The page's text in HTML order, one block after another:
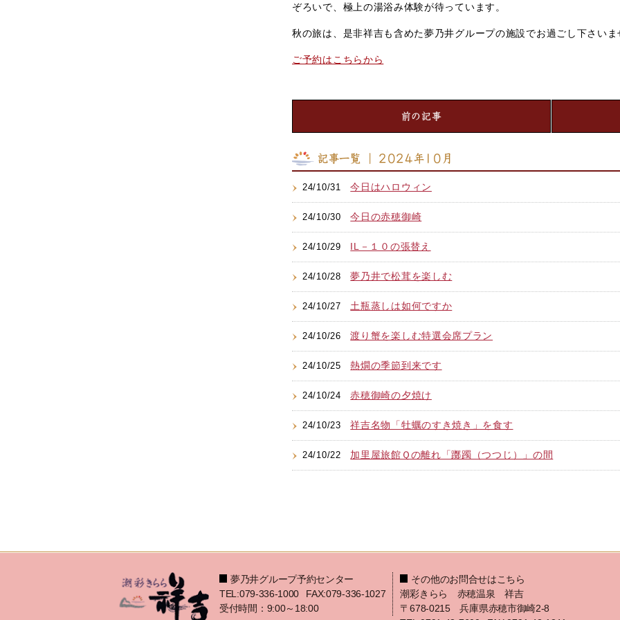
ぞろいで、極上の湯浴み体験が待っています。
秋の旅は、是非祥吉も含めた夢乃井グループの施設でお過ごし下さいま
ご予約はこちらから
前の記事
記事一覧 ｜ 2024年10月
24/10/31今日はハロウィン
24/10/30今日の赤穂御崎
24/10/29 IL－１０の張替え
24/10/28夢乃井で松茸を楽しむ
24/10/27 土瓶蒸しは如何ですか
24/10/26渡り蟹を楽しむ特選会席プラン
24/10/25熱燗の季節到来です
24/10/24赤穂御崎の夕焼け
24/10/23祥吉名物「牡蠣のすき焼き」を食す
24/10/22 加里屋旅館Ｑの離れ「躑躅（つつじ）」の間
夢乃井グループ予約センター
TEL:079-336-1000
FAX:079-336-1027
受付時間：9:00～18:00
その他のお問合せはこちら
潮彩きらら 赤穂温泉 祥吉
〒678-0215 兵庫県赤穂市御崎2-8